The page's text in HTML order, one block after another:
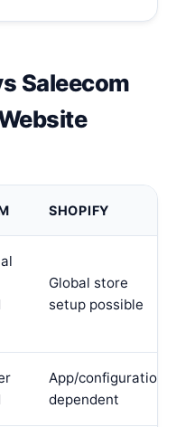
Saleecom
SHOPIFY
Global store
setup possible
App/configuration
dependent